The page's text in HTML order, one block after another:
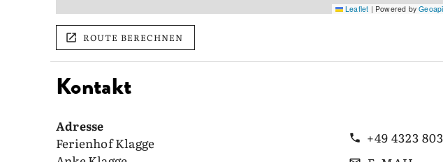
Leaflet | Powered by
ROUTE BERECHNEN
Kontakt
Adresse
Ferienhof Klagge
+49 4323